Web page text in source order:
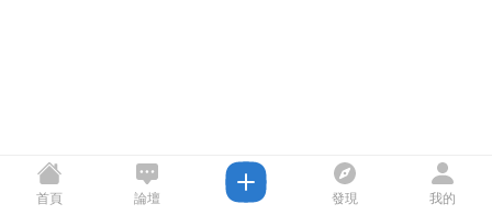
首頁 論壇 發現 我的